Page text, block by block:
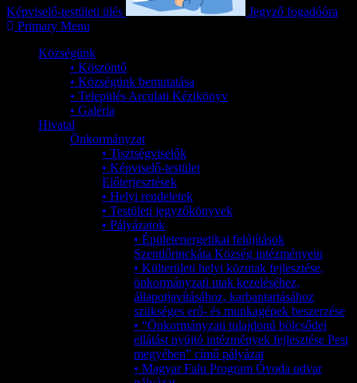
Képviselő-testületi ülés
Jegyző fogadóóra
Primary Menu
Községünk
• Köszöntő
• Községünk bemutatása
• Település Arculati Kézikönyv
• Galéria
Hivatal
Önkormányzat
• Tisztségviselők
• Képviselő-testület
Előterjesztések
• Helyi rendeletek
• Testületi jegyzőkönyvek
• Pályázatok
• Épületenergetikai felújítások
Szentlőrinckáta Község intézményein
• Külterületi helyi közutak fejlesztése,
önkormányzati utak kezeléséhez,
állapotjavításához, karbantartásához
szükséges erő- és munkagépek beszerzése
• “Önkormányzati tulajdonú bölcsődei
ellátást nyújtó intézmények fejlesztése Pest
megyében” című pályázat
• Magyar Falu Program Óvoda udvar